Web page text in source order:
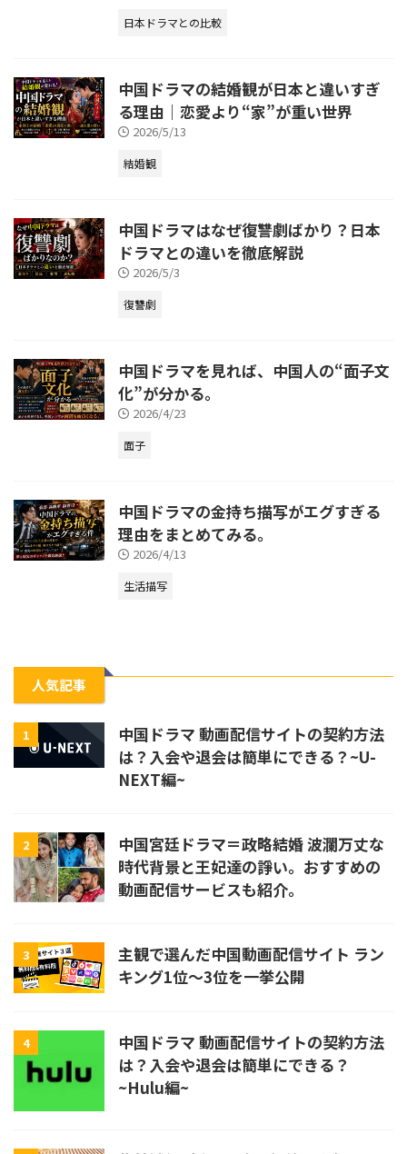
日本ドラマとの比較
中国ドラマの結婚観が日本と違いすぎ
る理由｜恋愛より“家”が重い世界
2026/5/13
結婚観
中国ドラマはなぜ復讐劇ばかり？日本
ドラマとの違いを徹底解説
2026/5/3
復讐劇
中国ドラマを見れば、中国人の“面子文
化”が分かる。
2026/4/23
面子
中国ドラマの金持ち描写がエグすぎる
理由をまとめてみる。
2026/4/13
生活描写
人気記事
1
中国ドラマ 動画配信サイトの契約方法
は？入会や退会は簡単にできる？~U-
NEXT編~
2
中国宮廷ドラマ＝政略結婚 波瀾万丈な
時代背景と王妃達の諍い。おすすめの
動画配信サービスも紹介。
3
主観で選んだ中国動画配信サイト ラン
キング1位〜3位を一挙公開
4
中国ドラマ 動画配信サイトの契約方法
は？入会や退会は簡単にできる？
~Hulu編~